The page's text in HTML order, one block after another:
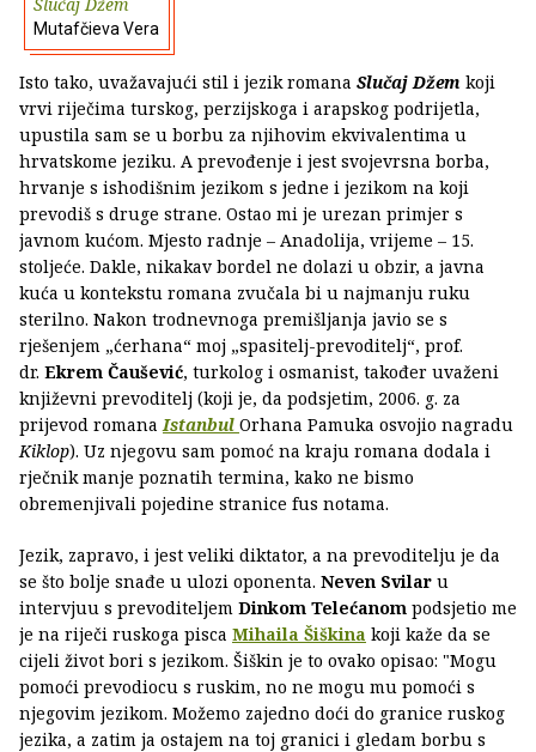
Mutafčieva Vera
Isto tako, uvažavajući stil i jezik romana Slučaj Džem koji
vrvi riječima turskog, perzijskoga i arapskog podrijetla,
upustila sam se u borbu za njihovim ekvivalentima u
hrvatskome jeziku. A prevođenje i jest svojevrsna borba,
hrvanje s ishodišnim jezikom s jedne i jezikom na koji
prevodiš s druge strane. Ostao mi je urezan primjer s
javnom kućom. Mjesto radnje – Anadolija, vrijeme – 15.
stoljeće. Dakle, nikakav bordel ne dolazi u obzir, a javna
kuća u kontekstu romana zvučala bi u najmanju ruku
sterilno. Nakon trodnevnoga premišljanja javio se s
rješenjem „ćerhana“ moj „spasitelj-prevoditelj“, prof.
dr. Ekrem Čaušević, turkolog i osmanist, također uvaženi
književni prevoditelj (koji je, da podsjetim, 2006. g. za
prijevod romana Istanbul Orhana Pamuka osvojio nagradu
Kiklop). Uz njegovu sam pomoć na kraju romana dodala i
rječnik manje poznatih termina, kako ne bismo
obremenjivali pojedine stranice fus notama.
Jezik, zapravo, i jest veliki diktator, a na prevoditelju je da
se što bolje snađe u ulozi oponenta. Neven Svilar u
intervjuu s prevoditeljem Dinkom Telećanom podsjetio me
je na riječi ruskoga pisca Mihaila Šiškina koji kaže da se
cijeli život bori s jezikom. Šiškin je to ovako opisao: "Mogu
pomoći prevodiocu s ruskim, no ne mogu mu pomoći s
njegovim jezikom. Možemo zajedno doći do granice ruskog
jezika, a zatim ja ostajem na toj granici i gledam borbu s